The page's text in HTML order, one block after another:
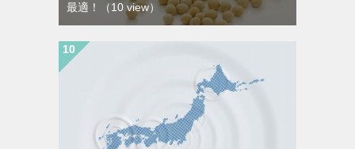
最適！
（10 view）